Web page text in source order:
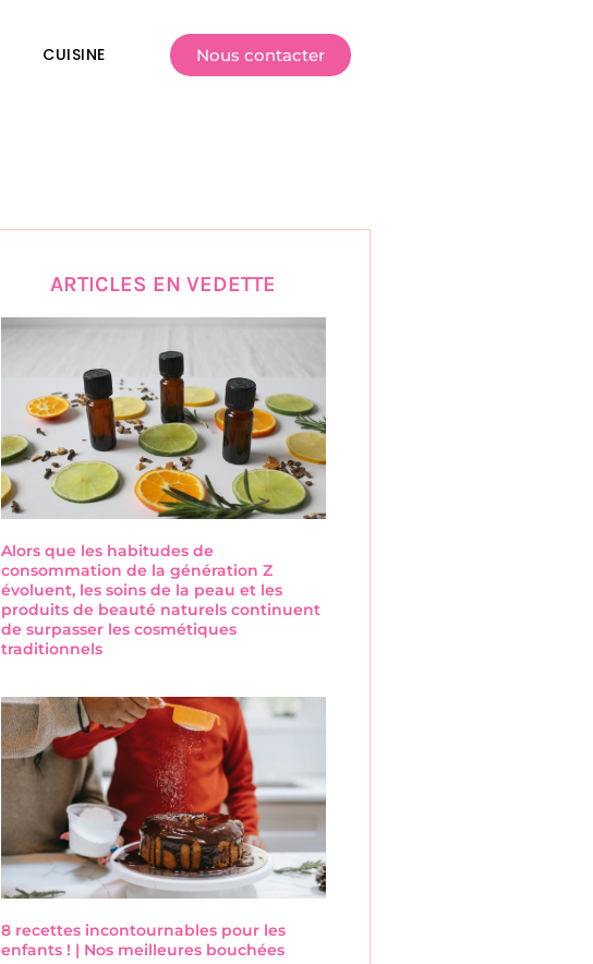
CUISINE Nous contacter
ARTICLES EN VEDETTE
Alors que les habitudes de
consommation de la génération Z
évoluent, les soins de la peau et les
produits de beauté naturels continuent
de surpasser les cosmétiques
traditionnels
8 recettes incontournables pour les
enfants ! | Nos meilleures bouchées